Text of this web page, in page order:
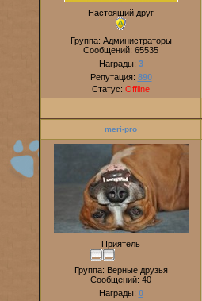
Настоящий друг
Группа: Администраторы
Сообщений: 65535
Награды: 3
Репутация: 890
Статус: Offline
meri-pro
Приятель
Группа: Верные друзья
Сообщений: 40
Награды: 0